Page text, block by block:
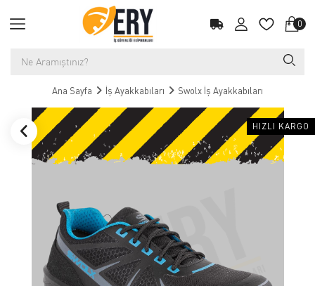
0
Ana Sayfa İş Ayakkabıları Swolx İş Ayakkabıları
HIZLI KARGO